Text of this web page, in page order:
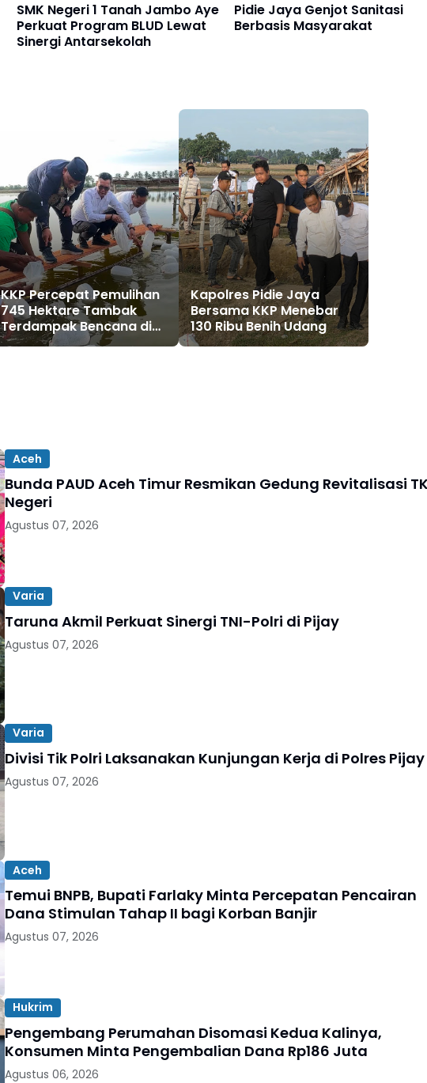
SMK Negeri 1 Tanah Jambo Aye
Perkuat Program BLUD Lewat
Sinergi Antarsekolah
Pidie Jaya Genjot Sanitasi
Berbasis Masyarakat
KKP Percepat Pemulihan
745 Hektare Tambak
Terdampak Bencana di
Pidie Jaya
Kapolres Pidie Jaya
Bersama KKP Menebar
130 Ribu Benih Udang
Aceh
Bunda PAUD Aceh Timur Resmikan Gedung Revitalisasi
Negeri
Agustus 07, 2026
Varia
Taruna Akmil Perkuat Sinergi TNI-Polri di Pijay
Agustus 07, 2026
Varia
Divisi Tik Polri Laksanakan Kunjungan Kerja di Polres Pijay
Agustus 07, 2026
Aceh
Temui BNPB, Bupati Farlaky Minta Percepatan Pencairan
Dana Stimulan Tahap II bagi Korban Banjir
Agustus 07, 2026
Hukrim
Pengembang Perumahan Disomasi Kedua Kalinya,
Konsumen Minta Pengembalian Dana Rp186 Juta
Agustus 06, 2026